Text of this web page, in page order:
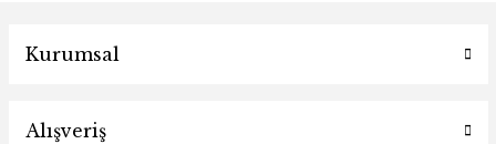
Kurumsal
Alışveriş